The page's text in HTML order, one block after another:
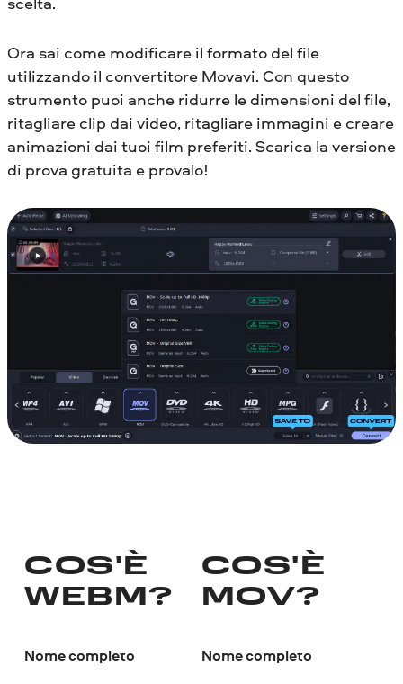
Ora sai come modificare il formato del file
utilizzando il convertitore Movavi. Con questo
strumento puoi anche ridurre le dimensioni del file,
ritagliare clip dai video, ritagliare immagini e creare
animazioni dai tuoi film preferiti. Scarica la versione
di prova gratuita e provalo!
COS'È
WEBM?
Nome completo
COS'È
MOV?
Nome completo